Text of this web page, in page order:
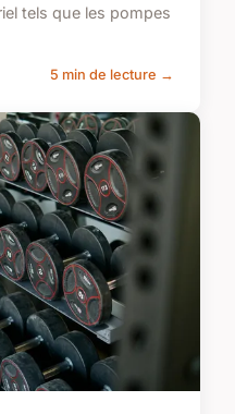
tels que les pompes
5 min de lecture →